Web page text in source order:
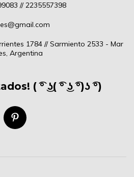
// 2235557398
1784 // Sarmiento 2533 - Mar
Argentina
( ͡° ͜ʖ( ͡° ͜ʖ ͡°)ʖ ͡°)